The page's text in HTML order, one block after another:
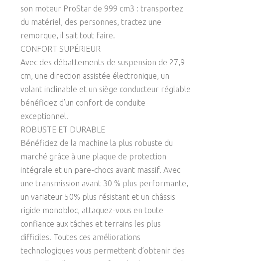
son moteur ProStar de 999 cm3 : transportez
du matériel, des personnes, tractez une
remorque, il sait tout faire.
CONFORT SUPÉRIEUR
Avec des débattements de suspension de 27,9
cm, une direction assistée électronique, un
volant inclinable et un siège conducteur réglable
bénéficiez d’un confort de conduite
exceptionnel.
ROBUSTE ET DURABLE
Bénéficiez de la machine la plus robuste du
marché grâce à une plaque de protection
intégrale et un pare-chocs avant massif. Avec
une transmission avant 30 % plus performante,
un variateur 50% plus résistant et un châssis
rigide monobloc, attaquez-vous en toute
confiance aux tâches et terrains les plus
difficiles. Toutes ces améliorations
technologiques vous permettent d’obtenir des